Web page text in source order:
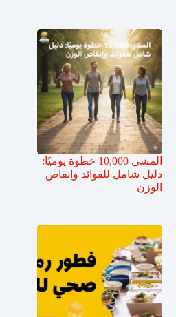
المشي 10,000 خطوة يوميًا:
دليل شامل للفوائد وإنقاص
الوزن